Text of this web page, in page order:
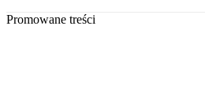
Promowane treści